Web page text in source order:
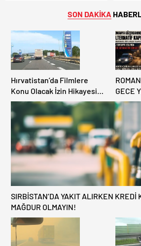
SON DAKİKA
Hırvatistan’da Filmlere
Konu Olacak İzin Hikayesi:
Benzinlikte Eşini Unuttu!
GECE
SIRBİSTAN’DA YAKIT ALIRKEN KREDİ
MAĞDUR OLMAYIN!